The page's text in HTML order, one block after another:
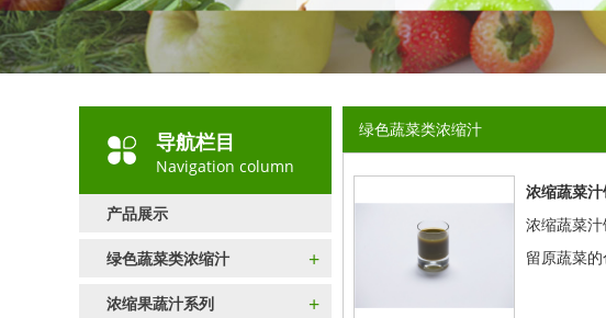
导航栏目
Navigation column
产品展示
绿色蔬菜类浓缩汁 +
浓缩果蔬汁系列 +
绿色蔬菜类浓缩汁
浓缩蔬菜
浓缩蔬菜
留原蔬菜